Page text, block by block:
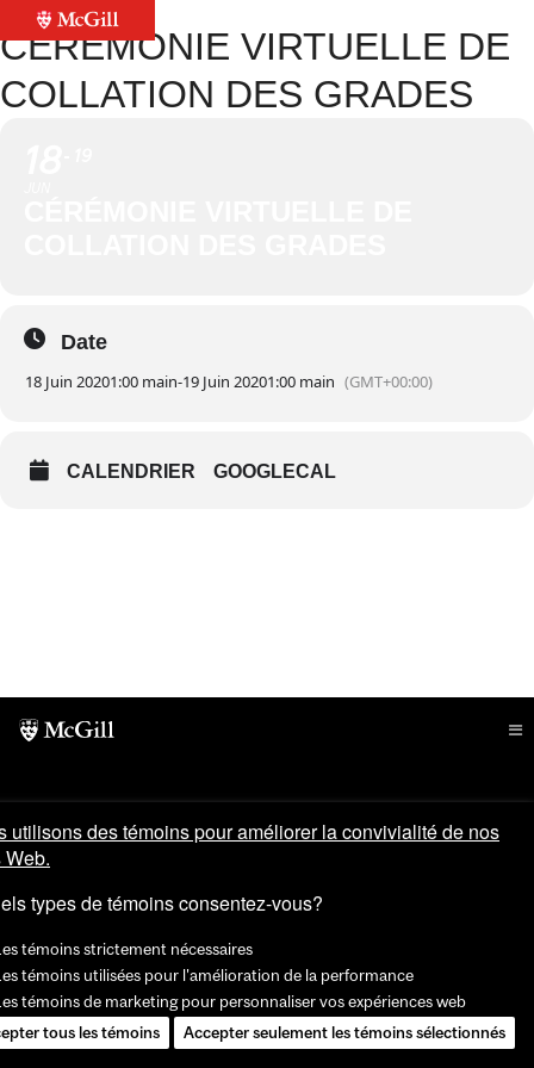
CÉRÉMONIE VIRTUELLE DE
COLLATION DES GRADES
Date
18 Juin 20201:00 main-19 Juin 20201:00 main (GMT+00:00)
CALENDRIER GOOGLECAL
utilisons des témoins pour améliorer la convivialité de nos
types de témoins consentez-vous?
témoins strictement nécessaires
témoins utilisées pour l'amélioration de la performance
témoins de marketing pour personnaliser vos expériences web
tous les témoins
Accepter seulement les témoins sélectionnés